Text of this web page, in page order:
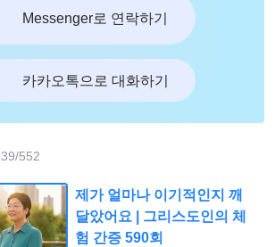
Messenger로 연락하기
카카오톡으로 대화하기
39/552
제가 얼마나 이기적인지 깨
달았어요 | 그리스도인의 체
험 간증 590회